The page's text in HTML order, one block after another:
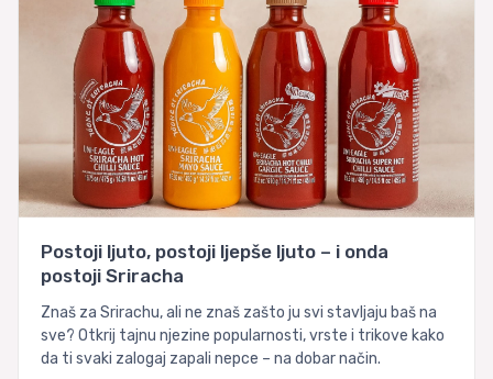
Postoji ljuto, postoji ljepše ljuto – i onda
postoji Sriracha
Znaš za Srirachu, ali ne znaš zašto ju svi stavljaju baš na
sve? Otkrij tajnu njezine popularnosti, vrste i trikove kako
da ti svaki zalogaj zapali nepce – na dobar način.